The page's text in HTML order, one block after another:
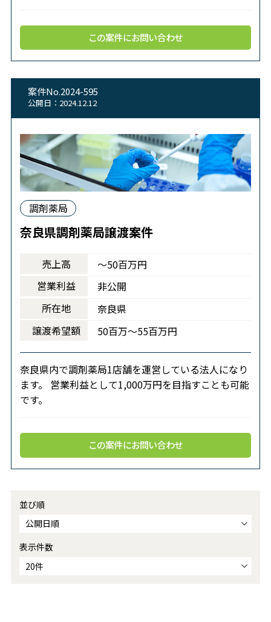
この案件にお問い合わせ
案件No.2024-595
公開日：2024.12.12
調剤薬局
奈良県調剤薬局譲渡案件
売上高
～50百万円
営業利益
非公開
所在地
奈良県
譲渡希望額
50百万～55百万円
奈良県内で調剤薬局1店舗を運営している法人になり
ます。 営業利益として1,000万円を目指すことも可能
です。
この案件にお問い合わせ
並び順
表示件数